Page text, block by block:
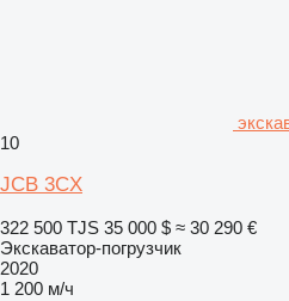
10
JCB 3CX
322 500 TJS 35 000 $ ≈ 30 290 €
Экскаватор-погрузчик
2020
1 200 м/ч